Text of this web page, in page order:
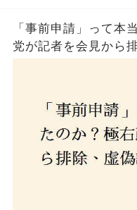
「事前申請」って本
党が記者を会見から